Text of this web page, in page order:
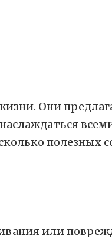
Они
полезных
или